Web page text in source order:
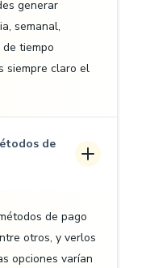
generar
semanal,
tiempo
siempre claro el
de
de pago
otros, y verlos
opciones varían